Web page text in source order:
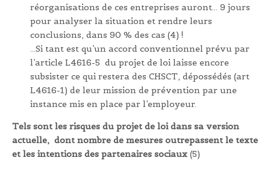
réorganisations de ces entreprises auront… 9 jours
pour analyser la situation et rendre leurs
conclusions, dans 90 % des cas (4) !
…Si tant est qu’un accord conventionnel prévu par
l’article L4616-5 du projet de loi laisse encore
subsister ce qui restera des CHSCT, dépossédés (art
L4616-1) de leur mission de prévention par une
instance mis en place par l’employeur.
Tels sont les risques du projet de loi dans sa version
actuelle, dont nombre de mesures outrepassent le texte
et les intentions des partenaires sociaux (5)